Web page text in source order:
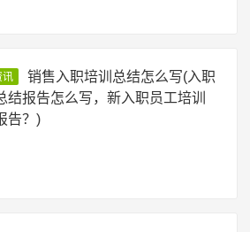
讯
销售入职培训总结怎么写(入职
结报告怎么写，新入职员工培训
告？)